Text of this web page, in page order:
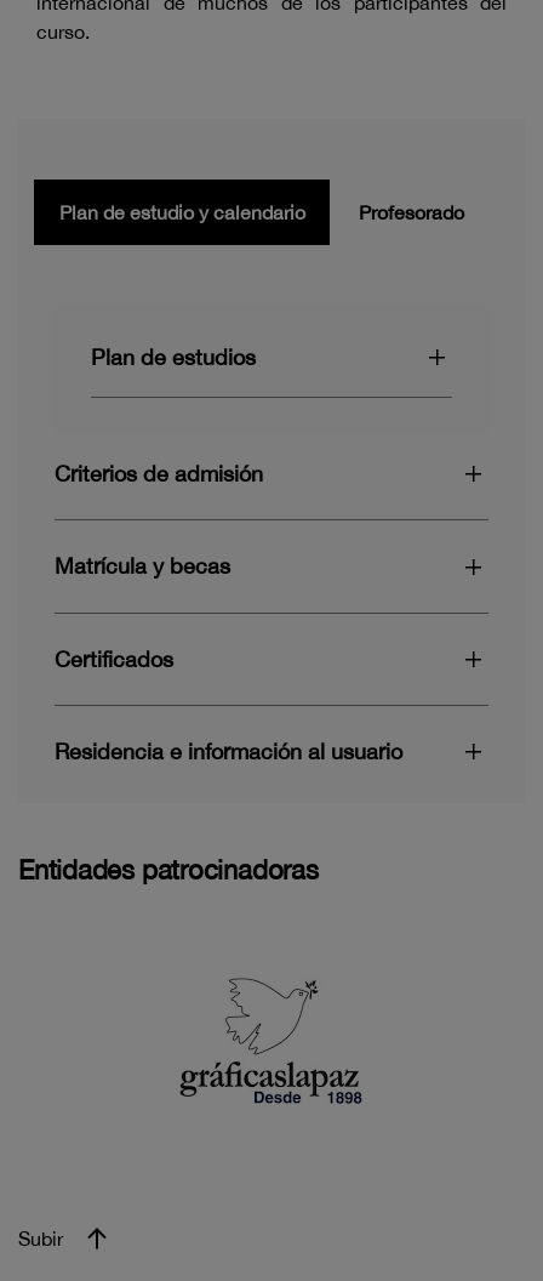
curso.
Plan de estudio y calendario Profesorado
Plan de estudios
Criterios de admisión
Matrícula y becas
Certificados
Residencia e información al usuario
Entidades patrocinadoras
Subir